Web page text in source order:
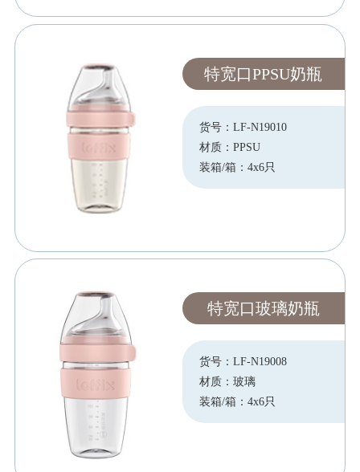
特宽口PPSU奶瓶
货号：LF-N19010
材质：PPSU
装箱/箱：4x6只
特宽口玻璃奶瓶
货号：LF-N19008
材质：玻璃
装箱/箱：4x6只